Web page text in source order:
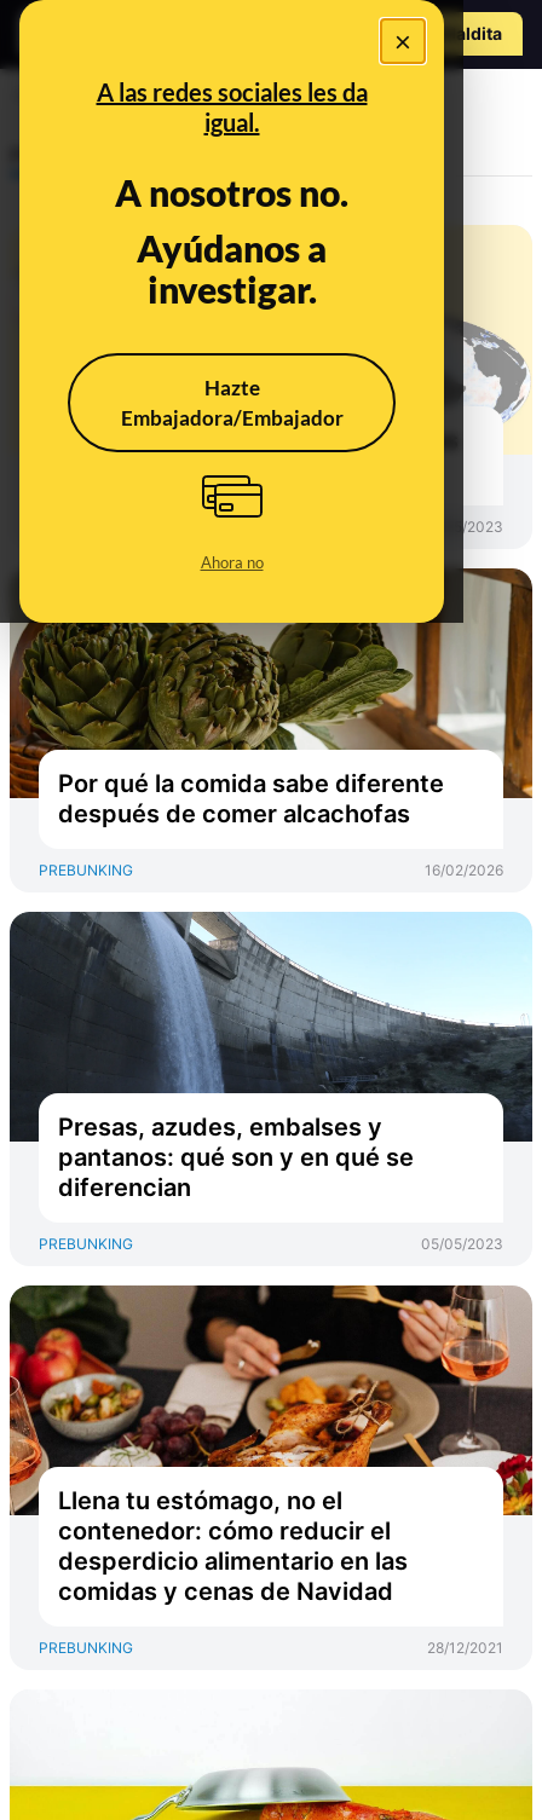
×
A las redes sociales les da
igual.
A nosotros no.
Ayúdanos a
investigar.
Hazte
Embajadora/Embajador
Ahora no
Hazte Maldito
Consultorio y dudas
Qué son los fenómenos climáticos
El Niño y La Niña
01/05/2023
Por qué la comida sabe diferente
después de comer alcachofas
PREBUNKING 16/02/2026
Presas, azudes, embalses y
pantanos: qué son y en qué se
diferencian
PREBUNKING 05/05/2023
Llena tu estómago, no el
contenedor: cómo reducir el
desperdicio alimentario en las
comidas y cenas de Navidad
PREBUNKING 28/12/2021